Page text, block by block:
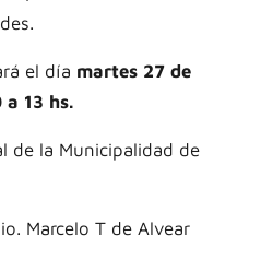
el día martes 27 de
13 hs.
de la Municipalidad de
Marcelo T de Alvear